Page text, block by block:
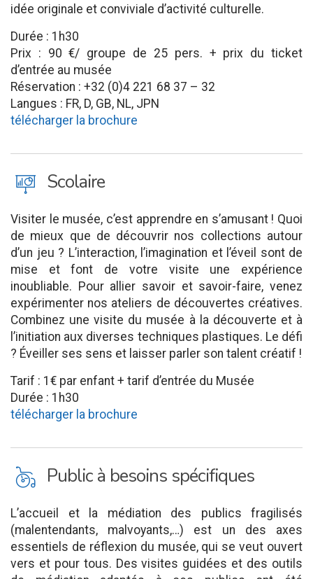
idée originale et conviviale d’activité culturelle.
Durée : 1h30
Prix : 90 €/ groupe de 25 pers. + prix du ticket
d’entrée au musée
Réservation : +32 (0)4 221 68 37 – 32
Langues : FR, D, GB, NL, JPN
télécharger la brochure
J Scolaire
Visiter le musée, c’est apprendre en s’amusant ! Quoi
de mieux que de découvrir nos collections autour
d’un jeu ? L’interaction, l’imagination et l’éveil sont de
mise et font de votre visite une expérience
inoubliable. Pour allier savoir et savoir-faire, venez
expérimenter nos ateliers de découvertes créatives.
Combinez une visite du musée à la découverte et à
l’initiation aux diverses techniques plastiques. Le défi
? Éveiller ses sens et laisser parler son talent créatif !
Tarif : 1€ par enfant + tarif d’entrée du Musée
Durée : 1h30
télécharger la brochure
L Public à besoins spécifiques
L’accueil et la médiation des publics fragilisés
(malentendants, malvoyants,…) est un des axes
essentiels de réflexion du musée, qui se veut ouvert
vers et pour tous. Des visites guidées et des outils